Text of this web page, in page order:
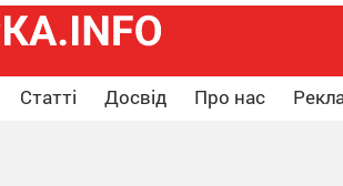
Статті Досвід Про нас